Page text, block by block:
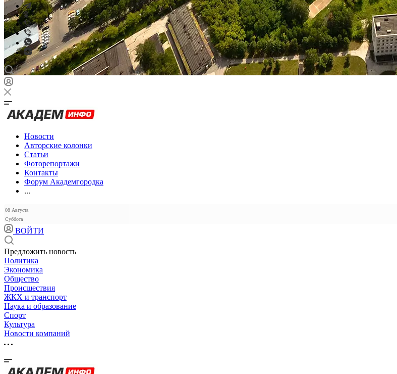
Новости
Авторские колонки
Статьи
Фоторепортажи
Контакты
Форум Академгородка
...
08 Августа
Суббота
ВОЙТИ
Предложить новость
Политика
Экономика
Общество
Происшествия
ЖКХ и транспорт
Наука и образование
Спорт
Культура
Новости компаний